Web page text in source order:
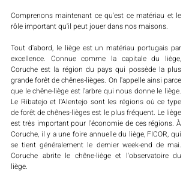
Comprenons maintenant ce qu'est ce matériau et le
rôle important qu'il peut jouer dans nos maisons.
Tout d'abord, le liège est un matériau portugais par
excellence. Connue comme la capitale du liège,
Coruche est la région du pays qui possède la plus
grande forêt de chênes-lièges. On l'appelle ainsi parce
que le chêne-liège est l'arbre qui nous donne le liège.
Le Ribatejo et l'Alentejo sont les régions où ce type
de forêt de chênes-lièges est le plus fréquent. Le liège
est très important pour l'économie de ces régions. À
Coruche, il y a une foire annuelle du liège, FICOR, qui
se tient généralement le dernier week-end de mai.
Coruche abrite le chêne-liège et l'observatoire du
liège.